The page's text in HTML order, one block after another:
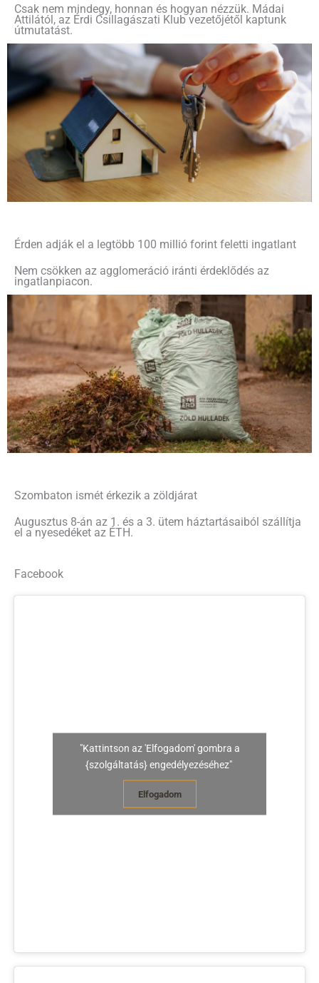
Csak nem mindegy, honnan és hogyan nézzük. Mádai
Attilától, az Érdi Csillagászati Klub vezetőjétől kaptunk
útmutatást.
Érden adják el a legtöbb 100 millió forint feletti ingatlant
Nem csökken az agglomeráció iránti érdeklődés az
ingatlanpiacon.
Szombaton ismét érkezik a zöldjárat
Augusztus 8-án az 1. és a 3. ütem háztartásaiból szállítja
el a nyesedéket az ÉTH.
Facebook
"Kattintson az 'Elfogadom' gombra a
{szolgáltatás} engedélyezéséhez"
Elfogadom